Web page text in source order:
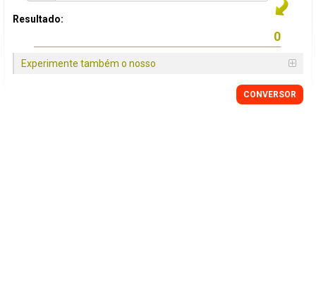
Resultado:
Experimente também o nosso
CONVERSOR